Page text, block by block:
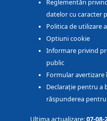
Reglementări
datelor cu caracter
Politica de utilizare
Optiuni cookie
Informare privind
public
Formular
Declarație pentru a
răspunderea